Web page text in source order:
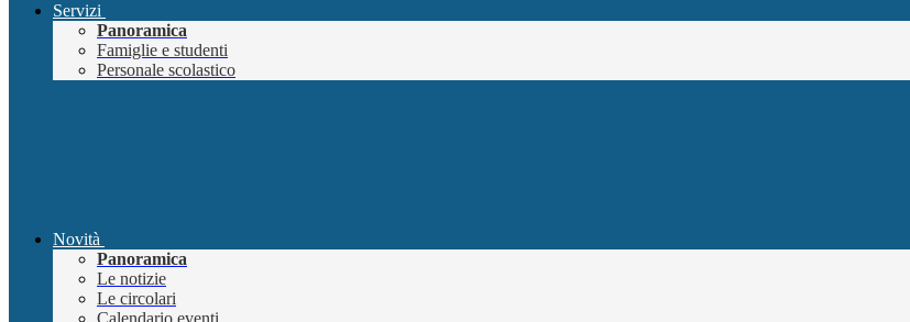
Servizi
Panoramica
Famiglie e studenti
Personale scolastico
Novità
Panoramica
Le notizie
Le circolari